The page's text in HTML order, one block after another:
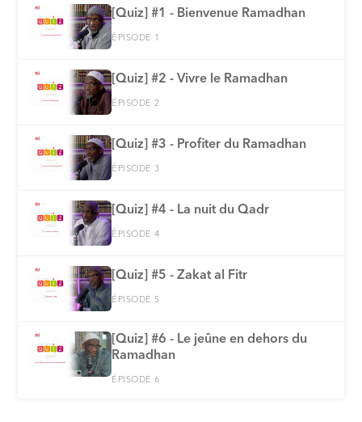
[Quiz] #1 - Bienvenue Ramadhan
ÉPISODE 1
[Quiz] #2 - Vivre le Ramadhan
ÉPISODE 2
[Quiz] #3 - Profiter du Ramadhan
ÉPISODE 3
[Quiz] #4 - La nuit du Qadr
ÉPISODE 4
[Quiz] #5 - Zakat al Fitr
ÉPISODE 5
[Quiz] #6 - Le jeûne en dehors du
Ramadhan
ÉPISODE 6